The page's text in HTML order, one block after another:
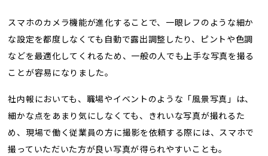
スマホのカメラ機能が進化することで、一眼レフのような細か
な設定を都度しなくても自動で露出調整したり、ピントや色調
などを最適化してくれるため、一般の人でも上手な写真を撮る
ことが容易になりました。
社内報においても、職場やイベントのような「風景写真」は、
細かな点をあまり気にしなくても、きれいな写真が撮れるた
め、現場で働く従業員の方に撮影を依頼する際には、スマホで
撮っていただいた方が良い写真が得られやすいことも。